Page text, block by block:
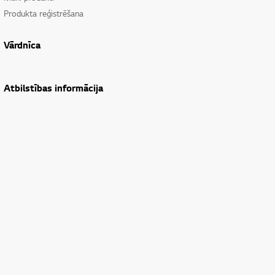
Produkta reģistrēšana
Vārdnīca
Atbilstības informācija